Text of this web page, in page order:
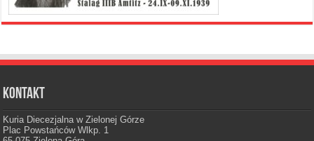
Kontakt
Kuria Diecezjalna w Zielonej Górze
Plac Powstańców Wlkp. 1